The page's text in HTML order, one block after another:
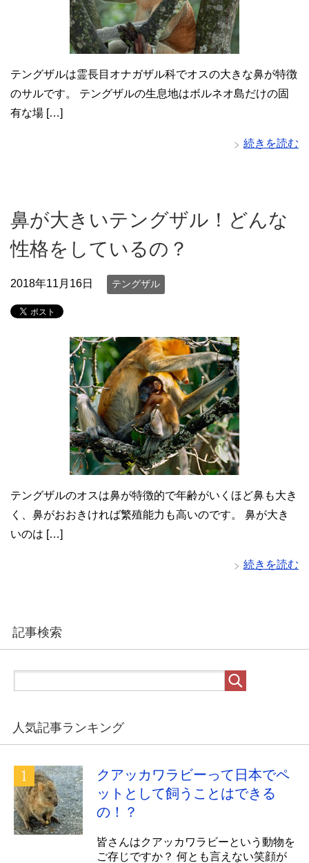
テングザルは霊長目オナガザル科でオスの大きな鼻が特徴
のサルです。 テングザルの生息地はボルネオ島だけの固
有な場 […]
続きを読む
鼻が大きいテングザル！どんな
性格をしているの？
2018年11月16日 テングザル
テングザルのオスは鼻が特徴的で年齢がいくほど鼻も大き
く、鼻がおおきければ繁殖能力も高いのです。 鼻が大き
いのは […]
続きを読む
記事検索
人気記事ランキング
クアッカワラビーって日本でペ
ットとして飼うことはできる
の！？
皆さんはクアッカワラビーという動物を
ご存じですか？ 何とも言えない笑顔が